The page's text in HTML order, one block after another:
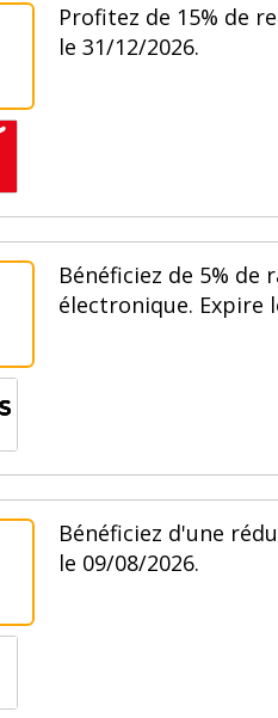
Profitez de 15% de
le 31/12/2026.
Bénéficiez de 5% de
électronique. Expire
Bénéficiez d'une
le 09/08/2026.